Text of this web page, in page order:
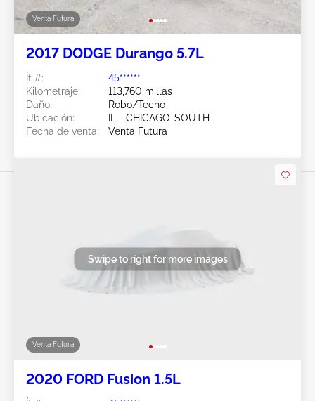
Venta Futura
2017 DODGE Durango 5.7L
Ít #:
45******
Kilometraje:
113,760 millas
Daño:
Robo/Techo
Ubicación:
IL - CHICAGO-SOUTH
Fecha de venta:
Venta Futura
Venta Futura
Swipe to right for more images
2020 FORD Fusion 1.5L